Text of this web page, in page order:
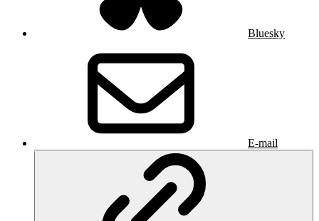
Bluesky
E-mail